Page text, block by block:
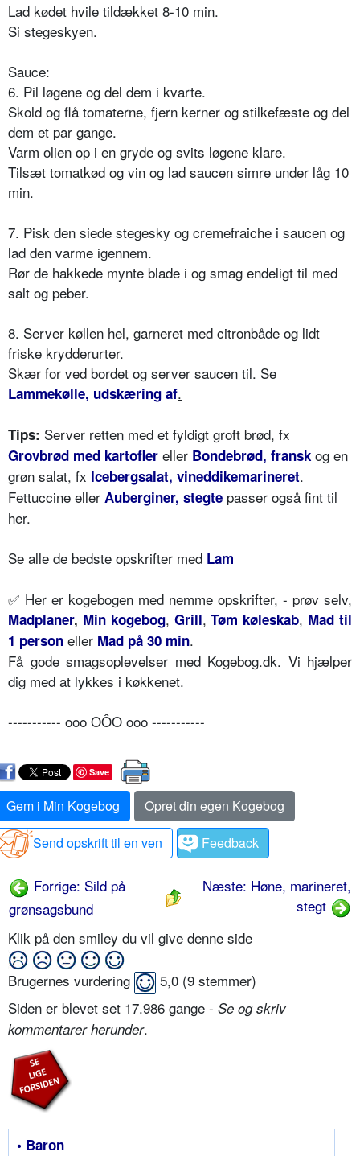
Lad kødet hvile tildækket 8-10 min.
Si stegeskyen.
Sauce:
6. Pil løgene og del dem i kvarte.
Skold og flå tomaterne, fjern kerner og stilkefæste og del
dem et par gange.
Varm olien op i en gryde og svits løgene klare.
Tilsæt tomatkød og vin og lad saucen simre under låg 10
min.
7. Pisk den siede stegesky og cremefraiche i saucen og
lad den varme igennem.
Rør de hakkede mynte blade i og smag endeligt til med
salt og peber.
8. Server køllen hel, garneret med citronbåde og lidt
friske krydderurter.
Skær for ved bordet og server saucen til. Se
Lammekølle, udskæring af.
Tips: Server retten med et fyldigt groft brød, fx
Grovbrød med kartofler eller Bondebrød, fransk og en
grøn salat, fx Icebergsalat, vineddikemarineret.
Fettuccine eller Auberginer, stegte passer også fint til
her.
Se alle de bedste opskrifter med Lam
✅ Her er kogebogen med nemme opskrifter, - prøv selv,
Madplaner, Min kogebog, Grill,Tøm køleskab, Mad til
1 person eller Mad på 30 min.
Få gode smagsoplevelser med Kogebog.dk. Vi hjælper
dig med at lykkes i køkkenet.
----------- ooo OÔO ooo -----------
Save
Gem i Min Kogebog
Opret din egen Kogebog
Send opskrift til en ven
Feedback
Forrige: Sild på
grønsagsbund
Næste: Høne, marineret,
stegt
Klik på den smiley du vil give denne side
Brugernes vurdering 5,0 (9 stemmer)
Siden er blevet set 17.986 gange - Se og skriv
kommentarer herunder.
• Baron